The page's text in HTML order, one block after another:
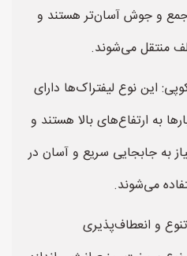
و جوش آسان‌تر هستند و
منتقل می‌شوند.
این نوع لیفتراک‌ها دارای
به ارتفاع‌های بالا هستند و
به جابجایی سریع و آسان در
می‌شوند.
و انعطاف‌پذیری